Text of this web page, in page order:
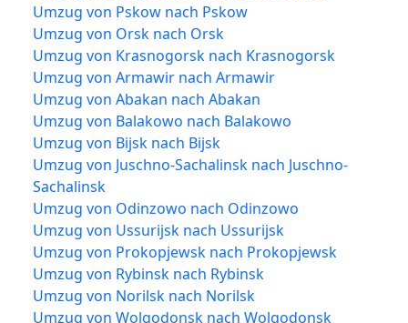
Umzug von Pskow nach Pskow
Umzug von Orsk nach Orsk
Umzug von Krasnogorsk nach Krasnogorsk
Umzug von Armawir nach Armawir
Umzug von Abakan nach Abakan
Umzug von Balakowo nach Balakowo
Umzug von Bijsk nach Bijsk
Umzug von Juschno-Sachalinsk nach Juschno-
Sachalinsk
Umzug von Odinzowo nach Odinzowo
Umzug von Ussurijsk nach Ussurijsk
Umzug von Prokopjewsk nach Prokopjewsk
Umzug von Rybinsk nach Rybinsk
Umzug von Norilsk nach Norilsk
Umzug von Wolgodonsk nach Wolgodonsk